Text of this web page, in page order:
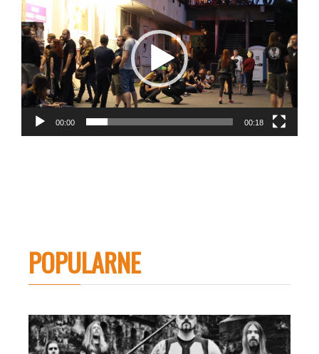
video
00:00 00:18
POPULARNE